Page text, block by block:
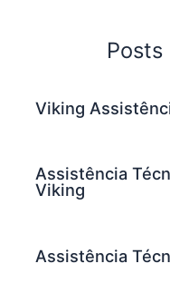
Viking
Assistência
Viking
Assistência